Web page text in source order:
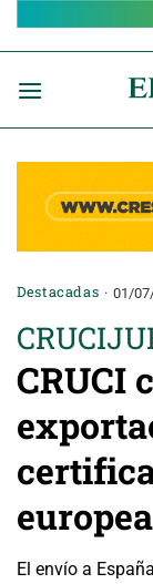
Destacadas 01/
CRUCI
El envío a